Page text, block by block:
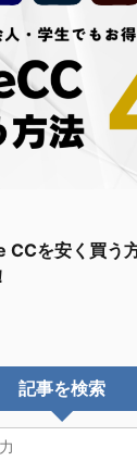
CCを安く買う
記事を検索